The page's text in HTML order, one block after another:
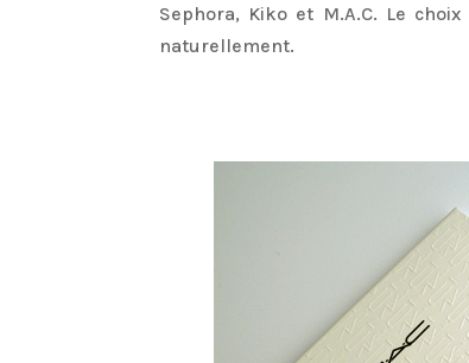
Sephora, Kiko et M.A.C. Le
naturellement.